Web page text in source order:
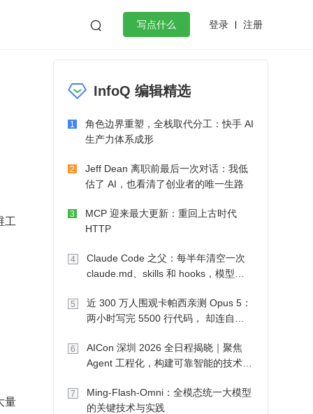
 写点什么 登录 注册
微服务架构 flutter
工
量
InfoQ 编辑精选
1
角色边界重塑，全栈取代分工：快手 AI
生产力体系成形
2
Jeff Dean 离职前最后一次对话：我低
估了 AI，也看清了创业者的唯一生路
3
MCP 迎来最大更新：重回上古时代
HTTP
4
Claude Code 之父：每半年清空一次
claude.md、skills 和 hooks，模型自
5
近 300 万人围观卡帕西亲测 Opus 5：
两小时写完 5500 行代码， 却连自己
6
AICon 深圳 2026 全日程揭晓｜聚焦
Agent 工程化，构建可靠智能的技术路
7
Ming-Flash-Omni：全模态统一大模型
的关键技术与实践